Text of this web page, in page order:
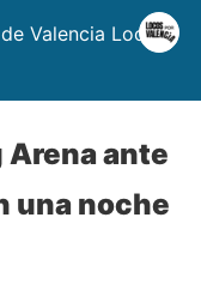
Valencia Locos
ante
una noche